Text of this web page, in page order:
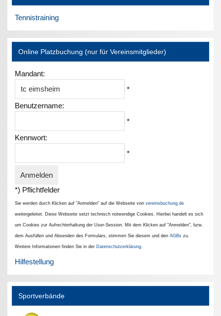
Tennistraining
Online Platzbuchung (nur für Vereinsmitglieder)
Mandant:
*
Benutzername:
*
Kennwort:
*
*) Pflichtfelder
Sie werden durch Klicken auf "Anmelden" auf die Webseite vonvereinsbuchung.de
weitergeleitet. Diese Webseite setzt technisch notwendige Cookies. Hierbei handelt es sich
um Cookies zur Aufrechterhaltung der User-Session. Mit dem Klicken auf "Anmelden", bzw.
dem Ausfüllen und Absenden des Formulars, stimmen Sie diesem und denAGBs zu.
Weitere Informationen finden Sie in der Datenschutzerklärung
Hilfestellung
Sportverbände